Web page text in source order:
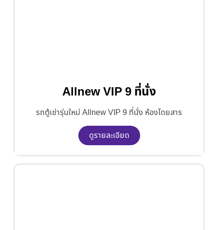
Allnew VIP 9 ที่นั่ง
รถตู้เช่ารุ่นใหม่ Allnew VIP 9 ที่นั่ง ห้องโดยสาร
ดูรายละเอียด